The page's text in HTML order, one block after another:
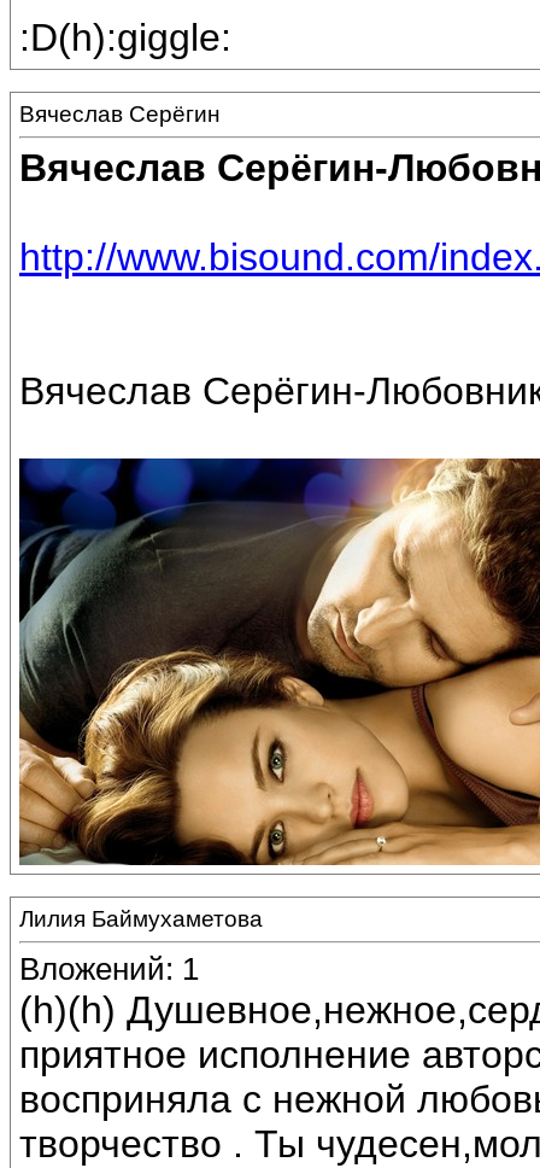
:D(h):giggle:
Вячеслав Серёгин
Вячеслав Серёгин-
http://www.bisound.com/
Вячеслав Серёгин-
Лилия Баймухаметова
Вложений: 1
(h)(h)
приятное исполнение
восприняла с нежной
творчество . Ты